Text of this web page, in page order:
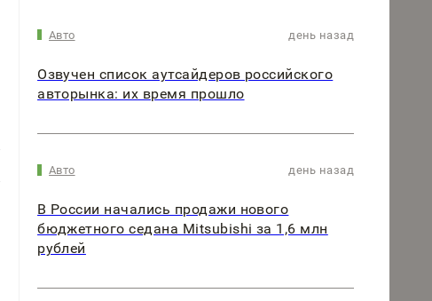
Авто день назад
Озвучен список аутсайдеров российского
авторынка: их время прошло
Авто день назад
В России начались продажи нового
бюджетного седана Mitsubishi за 1,6 млн
рублей